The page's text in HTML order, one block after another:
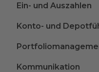
Ein- und Auszahlen
Konto- und
Kommunikation